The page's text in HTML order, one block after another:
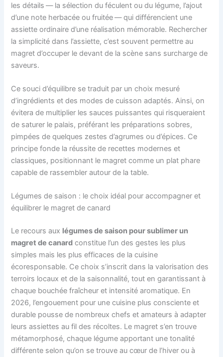
les détails — la sélection du féculent ou du légume, l’ajout
d’une note herbacée ou fruitée — qui différencient une
assiette ordinaire d’une réalisation mémorable. Rechercher
la simplicité dans l’assiette, c’est souvent permettre au
magret d’occuper le devant de la scène sans surcharge de
saveurs.
Ce souci d’équilibre se traduit par un choix mesuré
d’ingrédients et des modes de cuisson adaptés. Ainsi, on
évitera de multiplier les sauces puissantes qui risqueraient
de saturer le palais, préférant les préparations sobres,
pimpées de quelques zestes d’agrumes ou d’épices. Ce
principe fonde la réussite de recettes modernes et
classiques, positionnant le magret comme un plat phare
capable de rassembler autour de la table.
Légumes de saison : le choix idéal pour accompagner et
équilibrer le magret de canard
Le recours aux légumes de saison pour sublimer un
magret de canard constitue l’un des gestes les plus
simples mais les plus efficaces de la cuisine
écoresponsable. Ce choix s’inscrit dans la valorisation des
terroirs locaux et de la saisonnalité, tout en garantissant à
chaque bouchée fraîcheur et intensité aromatique. En
2026, l’engouement pour une cuisine plus consciente et
durable pousse de nombreux chefs et amateurs à adapter
leurs assiettes au fil des récoltes. Le magret s’en trouve
métamorphosé, chaque légume apportant une tonalité
différente selon qu’on se trouve au cœur de l’hiver ou à